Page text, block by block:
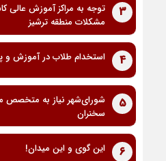
3
توجه به مراکز آموزش عالی
مشکلات منطقه ترشیز
4 استخدام طلاب در آموزش و
5
شورای‌شهر نیاز به متخصص
سخنران
6 این گوی و این میدان!